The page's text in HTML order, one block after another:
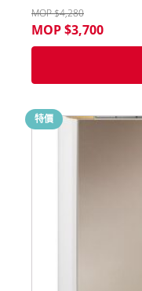
MOP $4,280
MOP $3,700
特價